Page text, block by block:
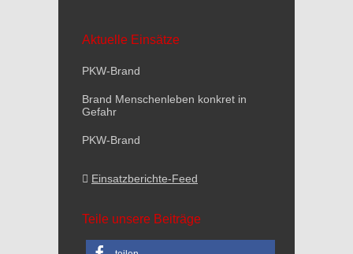
Aktuelle Einsätze
PKW-Brand
Brand Menschenleben konkret in
Gefahr
PKW-Brand
Einsatzberichte-Feed
Teile unsere Beiträge